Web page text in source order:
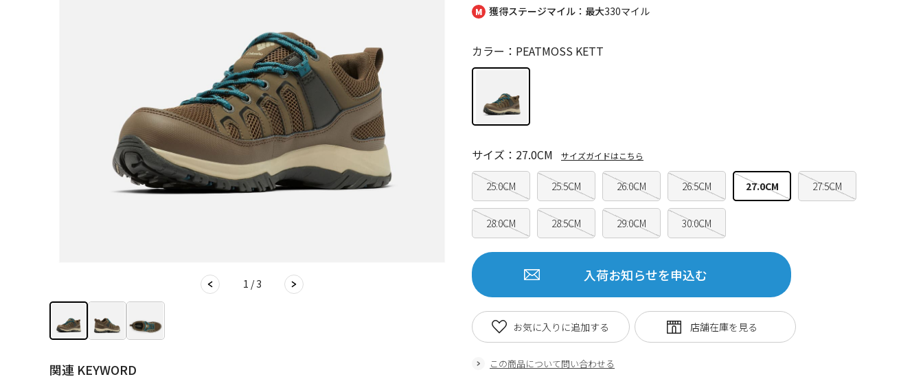
1 / 3
関連 KEYWORD
獲得ステージマイル：最大330マイル
カラー：PEATMOSS KETT
25.0CM 25.5CM 26.0CM 26.5CM 27.0CM 27.5CM
28.0CM 28.5CM 29.0CM 30.0CM
サイズ：27.0CM サイズガイドはこちら
入荷お知らせを申込む
この商品について問い合わせる
お気に入りに追加する